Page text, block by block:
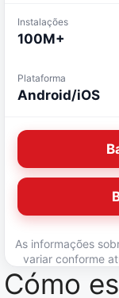
Instalações
100M+
Plataforma
Android/iOS
As informações
variar conforme
Cómo